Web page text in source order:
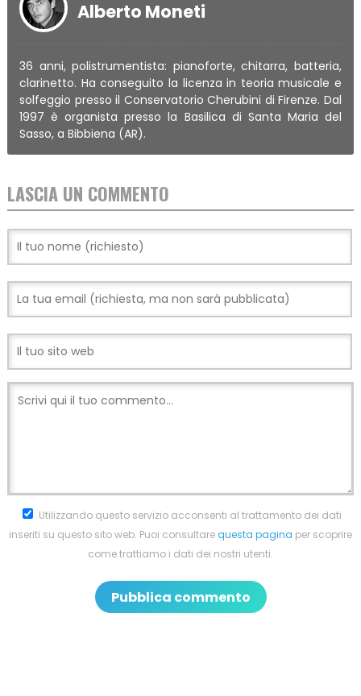
Alberto Moneti
36 anni, polistrumentista: pianoforte, chitarra, batteria,
clarinetto. Ha conseguito la licenza in teoria musicale e
solfeggio presso il Conservatorio Cherubini di Firenze. Dal
1997 è organista presso la Basilica di Santa Maria del
Sasso, a Bibbiena (AR).
LASCIA UN COMMENTO
Utilizzando questo servizio acconsenti al trattamento dei dati
inseriti su questo sito web. Puoi consultarequesta pagina per scoprire
come trattiamo i dati dei nostri utenti.